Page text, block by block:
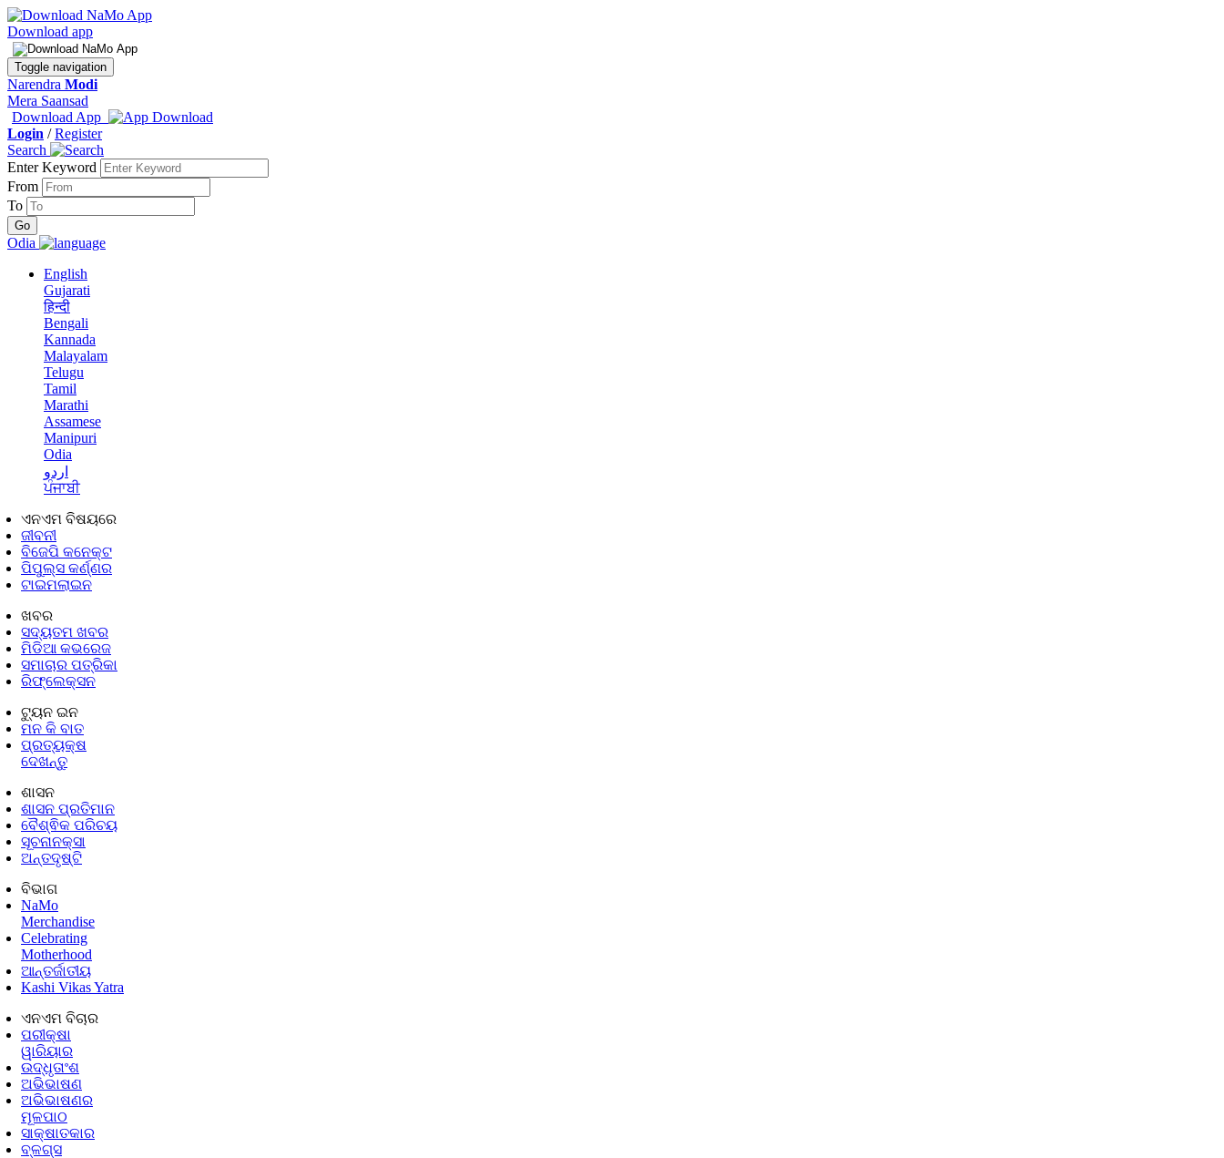
Download app
Toggle navigation
Narendra Modi
Mera Saansad
Download App
Login /Register
Search
Enter Keyword
From
To
Odia
English
Gujarati
हिन्दी
Bengali
Kannada
Malayalam
Telugu
Tamil
Marathi
Assamese
Manipuri
Odia
اردو
ਪੰਜਾਬੀ
ଏନଏମ ବିଷୟରେ
ଜୀବନୀ
ବିଜେପି କନେକ୍ଟ
ପିପୁଲ୍ସ କର୍ଣ୍ଣର
ଟାଇମଲାଇନ
ଖବର
ସଦ୍ୟତମ ଖବର
ମିଡିଆ କଭରେଜ
ସମାଚାର ପତ୍ରିକା
ରିଫ୍ଲେକ୍ସନ
ଟ୍ୟୁନ ଇନ
ମନ କି ବାତ
ପ୍ରତ୍ୟକ୍ଷ
ଦେଖନ୍ତୁ
ଶାସନ
ଶାସନ ପ୍ରତିମାନ
ବୈଶ୍ଵିକ ପରିଚୟ
ସୂଚନାନକ୍ସା
ଅନ୍ତଦୃଷ୍ଟି
ବିଭାଗ
NaMo
Merchandise
Celebrating
Motherhood
ଆନ୍ତର୍ଜାତୀୟ
Kashi Vikas Yatra
ଏନଏମ ବିଚାର
ପରୀକ୍ଷା
ୱାରିୟାର
ଉଦ୍ଧୃତାଂଶ
ଅଭିଭାଷଣ
ଅଭିଭାଷଣର
ମୂଳପାଠ
ସାକ୍ଷାତକାର
ବ୍ଳଗ୍ସ